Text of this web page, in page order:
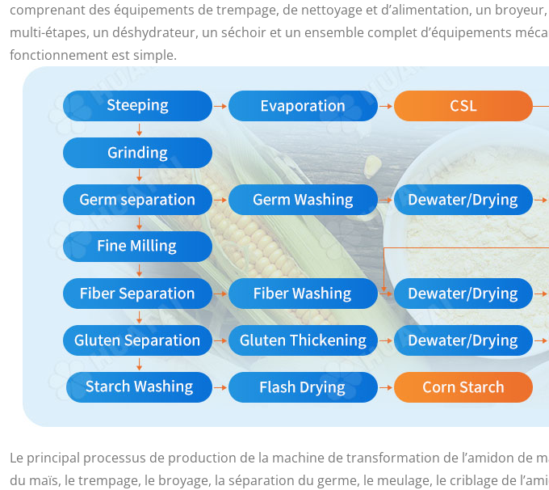
comprenant des équipements de trempage, de nettoyage et d’alimentation, un
multi-étapes, un déshydrateur, un séchoir et un ensemble complet d’équipements
fonctionnement est simple.
Le principal processus de production de la machine de transformation de l’amidon de
du maïs, le trempage, le broyage, la séparation du germe, le meulage, le criblage de